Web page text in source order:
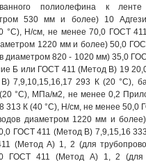
полиолефина к
530 мм и более) 10
°С), Н/см, не менее 70,0 ГОСТ
1220 мм и более) 50,0
диаметром 820 - 1020 мм) 35,0
Б или ГОСТ 411 (Метод В) 19
7,9,10,15,16,17 293 К (20 °С),
°С), МПа/м2, не менее 0,2
313 К (40 °С), Н/см, не менее 50,0
диаметром 1220 мм и
ГОСТ 411 (Метод В) 7,9,15,16
(Метод А) 1, 2 (для
ГОСТ 411 (Метод А) 1, 2 (для